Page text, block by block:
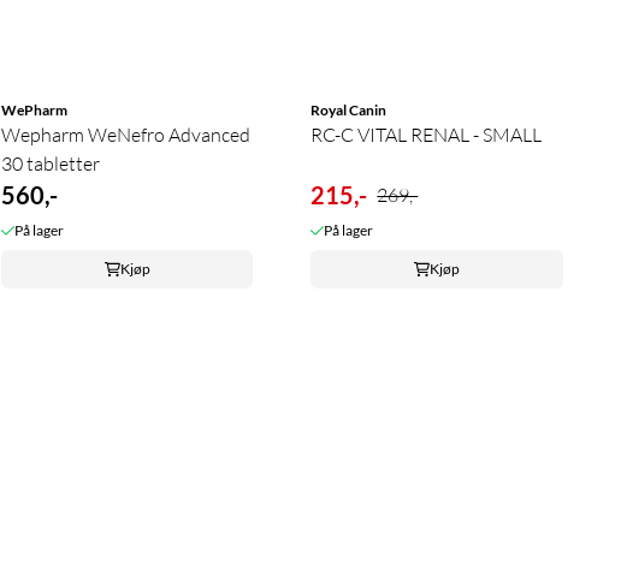
WePharm
Wepharm WeNefro Advanced
30 tabletter
560,-
På lager
Kjøp
Royal Canin
RC-C VITAL RENAL - SMALL
215,- 269,-
På lager
Kjøp